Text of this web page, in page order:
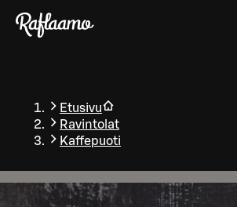
Siirry pääsisältöön
Etusivu
Ravintolat
Kaffepuoti